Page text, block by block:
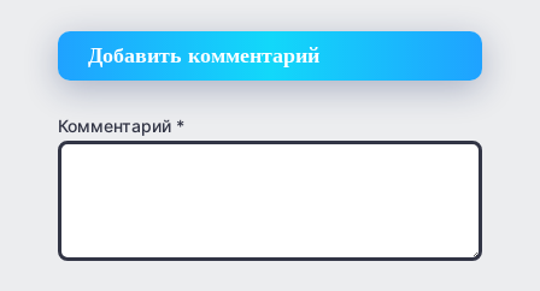
Добавить комментарий
Комментарий *